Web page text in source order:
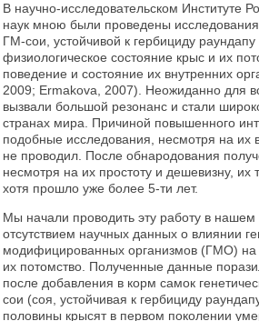
В научно-исследовательском Институте
наук мною были проведены
ГМ-сои, устойчивой к гербициду
физиологическое состояние крыс и их
поведение и состояние их внутренних
2009; Ermakova, 2007). Неожиданно для
вызвали большой резонанс и стали
странах мира. Причиной повышенного
подобные исследования, несмотря на их
не проводил. После обнародования
несмотря на их простоту и дешевизну, их
хотя прошло уже более 5-ти лет.
Мы начали проводить эту работу в нашем
отсутствием научных данных о влиянии
модифицированных организмов (ГМО) на
их потомство. Полученные данные
после добавления в корм самок
сои (соя, устойчивая к гербициду
половины крысят в первом поколении